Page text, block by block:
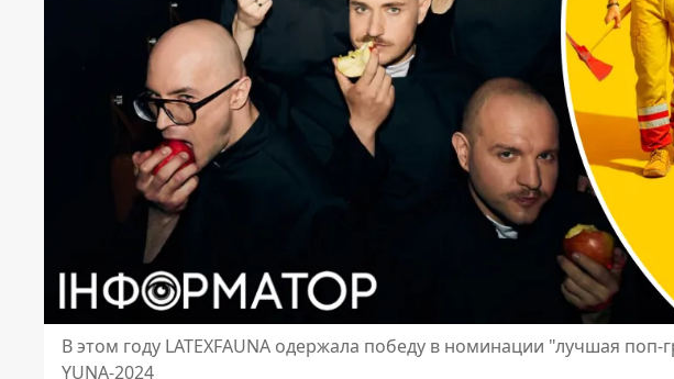
В этом году LATEXFAUNA одержала победу в номинации "лучшая
YUNA-2024